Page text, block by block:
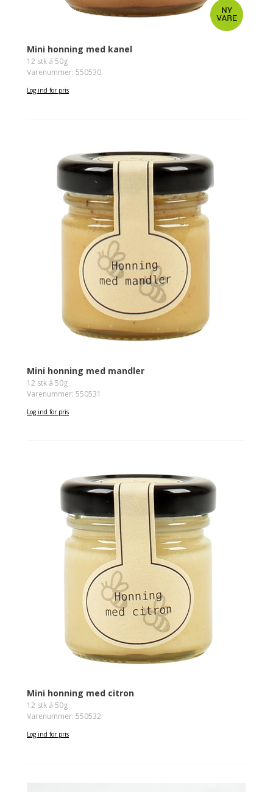
Mini honning med kanel
12 stk á 50g
Varenummer: 550530
Log ind for pris
Mini honning med mandler
12 stk á 50g
Varenummer: 550531
Log ind for pris
Mini honning med citron
12 stk á 50g
Varenummer: 550532
Log ind for pris